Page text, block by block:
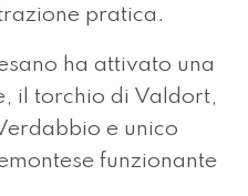
pratica.
ha attivato una
il torchio di Valdort,
e unico
funzionante